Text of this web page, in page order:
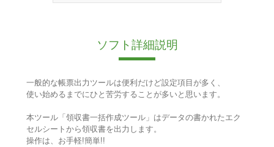
ソフト詳細説明
一般的な帳票出力ツールは便利だけど設定項目が多く、
使い始めるまでにひと苦労することが多いと思います。
本ツール「領収書一括作成ツール」はデータの書かれたエク
セルシートから領収書を出力します。
操作は、お手軽!簡単!!